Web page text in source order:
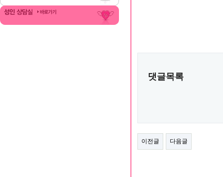
댓글목록
이전글 다음글